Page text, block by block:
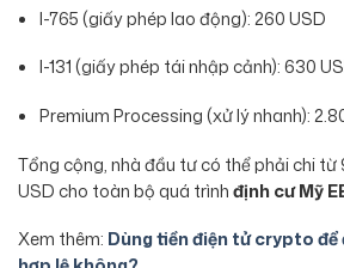
I-765 (giấy phép lao động): 260 USD
I-131 (giấy phép tái nhập cảnh): 630
Premium Processing (xử lý nhanh):
Tổng cộng, nhà đầu tư có thể phải chi
USD cho toàn bộ quá trìnhđịnh cư Mỹ
Xem thêm: Dùng tiền điện tử crypto để